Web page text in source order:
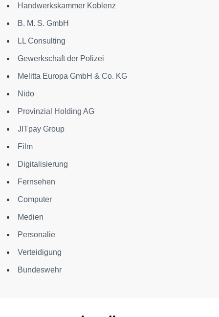
Handwerkskammer Koblenz
B. M. S. GmbH
LL Consulting
Gewerkschaft der Polizei
Melitta Europa GmbH & Co. KG
Nido
Provinzial Holding AG
JITpay Group
Film
Digitalisierung
Fernsehen
Computer
Medien
Personalie
Verteidigung
Bundeswehr